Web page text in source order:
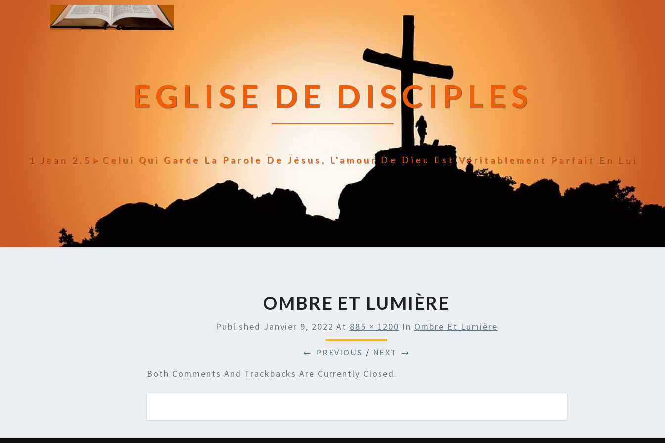
EGLISE DE DISCIPLES
1 Jean 2.5►celui Qui Garde La Parole De Jésus, L'amour De Dieu Est Véritablement Parfait En Lui
OMBRE ET LUMIÈRE
Published Janvier 9, 2022 At 885 × 1200 In Ombre Et Lumière
← PREVIOUS / NEXT →
Both Comments And Trackbacks Are Currently Closed.